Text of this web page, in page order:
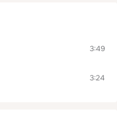
3:49
3:24